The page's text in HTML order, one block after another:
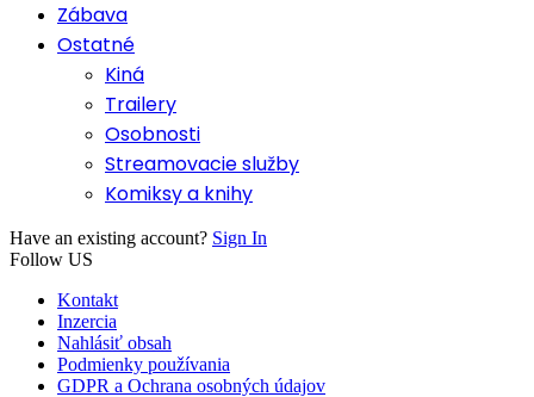
Zábava
Ostatné
Kiná
Trailery
Osobnosti
Streamovacie služby
Komiksy a knihy
Have an existing account? Sign In
Follow US
Kontakt
Inzercia
Nahlásiť obsah
Podmienky používania
GDPR a Ochrana osobných údajov